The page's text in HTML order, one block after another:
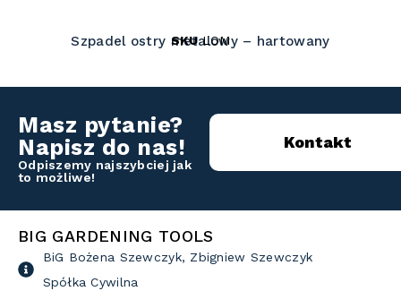
Szpadel ostry metalowy – hartowany
SKULOM
Masz pytanie?
Napisz do nas!
Odpiszemy najszybciej jak
to możliwe!
Kontakt
BIG GARDENING TOOLS
BiG Bożena Szewczyk, Zbigniew Szewczyk
Spółka Cywilna